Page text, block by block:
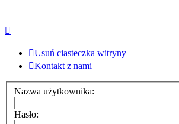
Usuń ciasteczka witryny
Kontakt z nami
Nazwa użytkownika:
Hasło: